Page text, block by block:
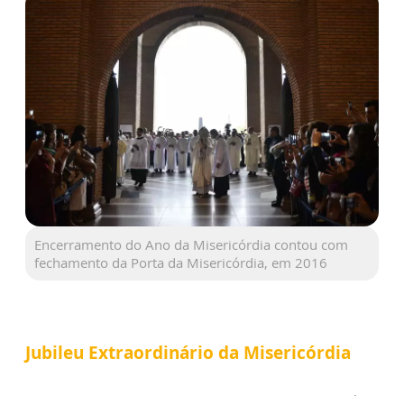
Encerramento do Ano da Misericórdia contou com
fechamento da Porta da Misericórdia, em 2016
Jubileu Extraordinário da Misericórdia